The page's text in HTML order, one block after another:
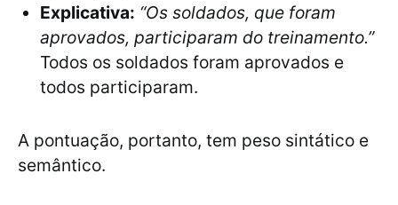
Explicativa: “Os soldados, que foram
aprovados, participaram do treinamento.”
Todos os soldados foram aprovados e
todos participaram.
A pontuação, portanto, tem peso sintático e
semântico.